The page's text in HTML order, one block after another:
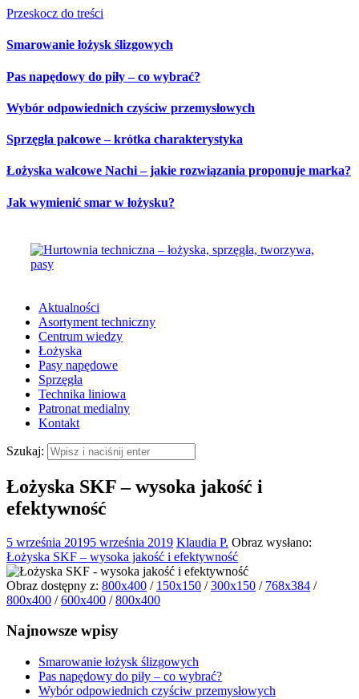
Przeskocz do treści
Smarowanie łożysk ślizgowych
Pas napędowy do piły – co wybrać?
Wybór odpowiednich czyściw przemysłowych
Sprzęgła palcowe – krótka charakterystyka
Łożyska walcowe Nachi – jakie rozwiązania proponuje marka?
Jak wymienić smar w łożysku?
Aktualności
Asortyment techniczny
Centrum wiedzy
Łożyska
Pasy napędowe
Sprzęgła
Technika liniowa
Patronat medialny
Kontakt
Szukaj:
Łożyska SKF – wysoka jakość i
efektywność
5 września 20195 września 2019 Klaudia P. Obraz wysłano:
Łożyska SKF – wysoka jakość i efektywność
Obraz dostępny z: 800x400 / 150x150 /300x150 / 768x384 /
800x400 /600x400 /800x400
Najnowsze wpisy
Smarowanie łożysk ślizgowych
Pas napędowy do piły – co wybrać?
Wybór odpowiednich czyściw przemysłowych